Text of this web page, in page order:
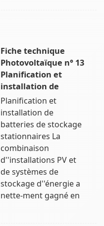
Fiche technique
Photovoltaïque n° 13
Planification et
installation de
Planification et
installation de
batteries de stockage
stationnaires La
combinaison
d''installations PV et
de systèmes de
stockage d''énergie a
nette-ment gagné en